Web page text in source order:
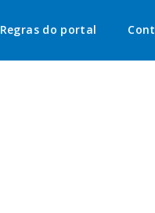
Regras do portal